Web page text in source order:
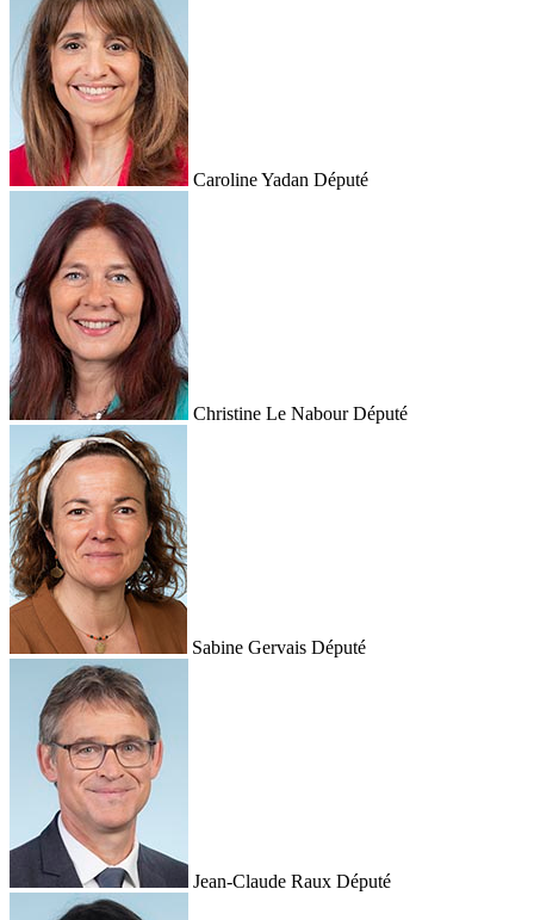
Caroline Yadan Député
Christine Le Nabour Député
Sabine Gervais Député
Jean-Claude Raux Député